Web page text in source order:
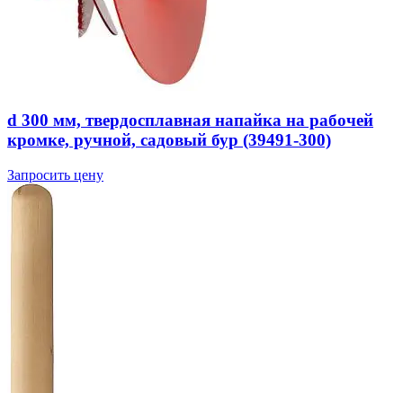
d 300 мм, твердосплавная напайка на рабочей
кромке, ручной, садовый бур (39491-300)
Запросить цену